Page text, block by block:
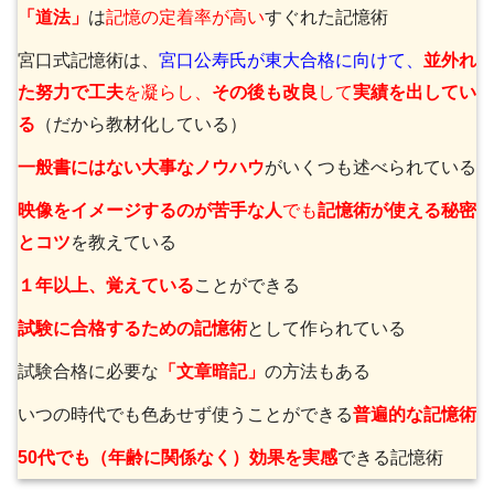
「道法」 は記憶の定着率が高いすぐれた記憶術
宮口式記憶術は、 宮口公寿氏が東大合格に向けて、 並外れ
た努力で工夫を凝らし、 その後も改良 して実績を出してい
る （だから教材化している）
一般書にはない大事なノウハウがいくつも述べられている
映像をイメージするのが苦手な人でも記憶術が使える秘密
とコツを教えている
１年以上、 覚えていることができる
試験に合格するための記憶術として作られている
試験合格に必要な 「文章暗記」 の方法もある
いつの時代でも色あせず使うことができる普遍的な記憶術
50代でも（年齢に関係なく） 効果を実感できる記憶術